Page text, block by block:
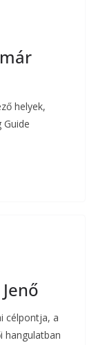
helyek,
célpontja, a
hangulatban